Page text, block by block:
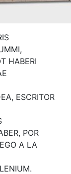
HABERI
ESCRITOR
POR
A LA